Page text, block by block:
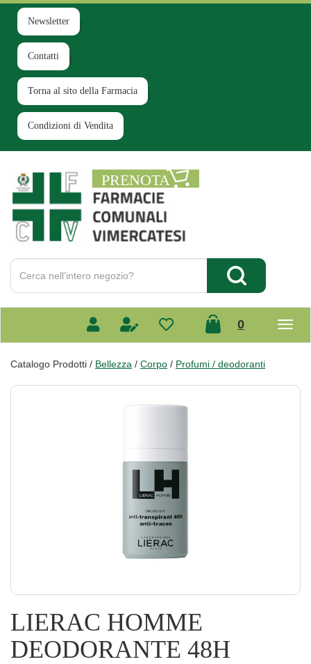
Passa
contenuto
principale
Newsletter
Contatti
Torna al sito della Farmacia
Condizioni di Vendita
Farmacia
Comunale
Cerca
Prodotto
Cerca Prodotto
0prodotti
Catalogo Prodotti / Bellezza / Corpo / Profumi / deodoranti
LIERAC HOMME
DEODORANTE 48H